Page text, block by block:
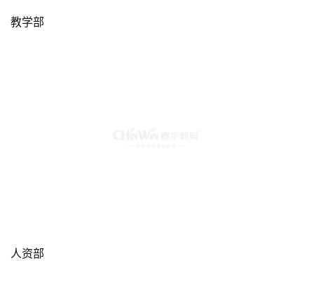
教学部
人资部